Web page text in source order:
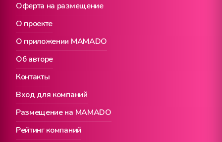
О проекте
Вход для компаний
О приложении MAMADO
Размещение на MAMADO
Об авторе
Рейтинг компаний
Оферта на размещение
Контакты